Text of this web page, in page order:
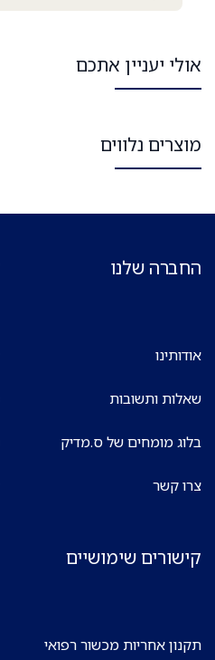
אולי יעניין אתכם
מוצרים נלווים
החברה שלנו
אודותינו
שאלות ותשובות
בלוג מומחים של ס.מדיק
צרו קשר
קישורים שימושיים
תקנון אחריות מכשור רפואי